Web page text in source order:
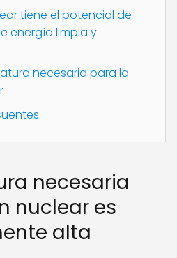
tiene el potencial de
energía limpia y
necesaria para la
necesaria
nuclear es
alta